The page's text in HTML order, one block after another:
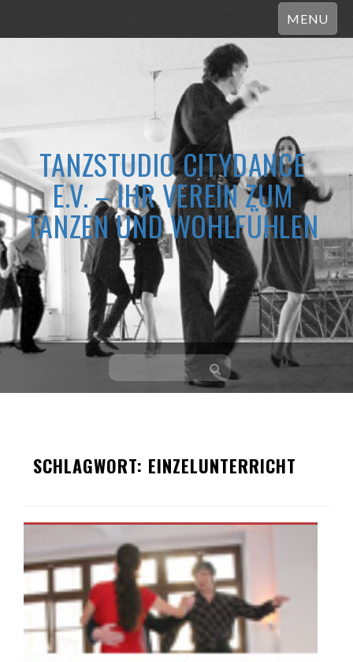
MENU
TANZSTUDIO CITYDANCE
E.V. – IHR VEREIN ZUM
TANZEN UND WOHLFÜHLEN
contentSCHLAGWORT: EINZELUNTERRICHT